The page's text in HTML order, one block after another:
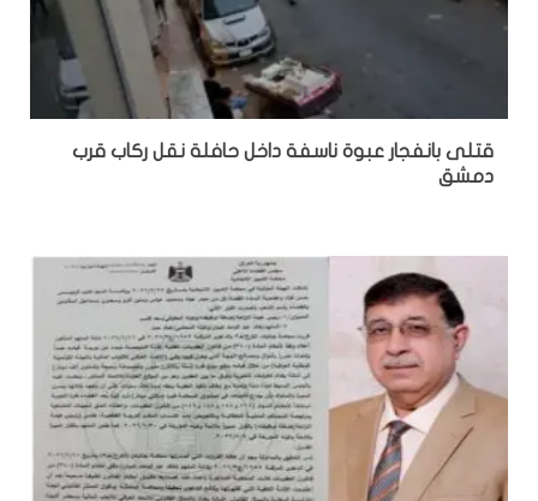
قتلى بانفجار عبوة ناسفة داخل حافلة نقل ركاب قرب
دمشق